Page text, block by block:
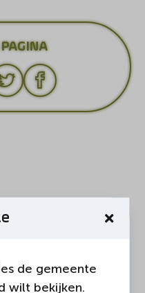
de gemeente
wilt bekijken.